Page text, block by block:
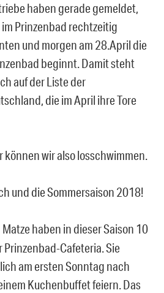
haben gerade gemeldet,
Prinzenbad rechtzeitig
und morgen am 28.April die
beginnt. Damit steht
auf der Liste der
die im April ihre Tore
können wir also losschwimmen.
und die Sommersaison 2018!
haben in dieser Saison 10
Cafeteria. Sie
am ersten Sonntag nach
Kuchenbuffet feiern. Das